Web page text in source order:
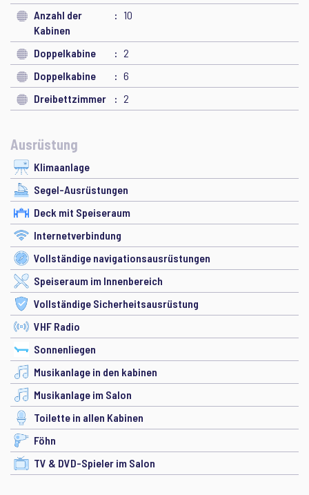
Anzahl der
Kabinen
10
Doppelkabine
2
Doppelkabine
6
Dreibettzimmer
2
Ausrüstung
Klimaanlage
Segel-Ausrüstungen
Deck mit Speiseraum
Internetverbindung
Vollständige navigationsausrüstungen
Speiseraum im Innenbereich
Vollständige Sicherheitsausrüstung
VHF Radio
Sonnenliegen
Musikanlage in den kabinen
Musikanlage im Salon
Toilette in allen Kabinen
Föhn
TV & DVD-Spieler im Salon